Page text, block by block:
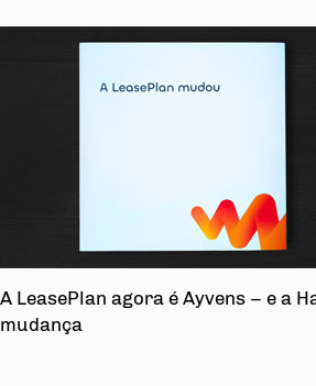
A LeasePlan agora é Ayvens – e a
mudança